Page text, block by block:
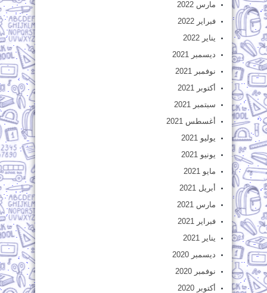
مارس 2022
فبراير 2022
يناير 2022
ديسمبر 2021
نوفمبر 2021
أكتوبر 2021
سبتمبر 2021
أغسطس 2021
يوليو 2021
يونيو 2021
مايو 2021
أبريل 2021
مارس 2021
فبراير 2021
يناير 2021
ديسمبر 2020
نوفمبر 2020
أكتوبر 2020